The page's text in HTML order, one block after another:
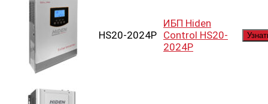
HS20-2024P
ИБП Hiden
Control HS20-
2024P